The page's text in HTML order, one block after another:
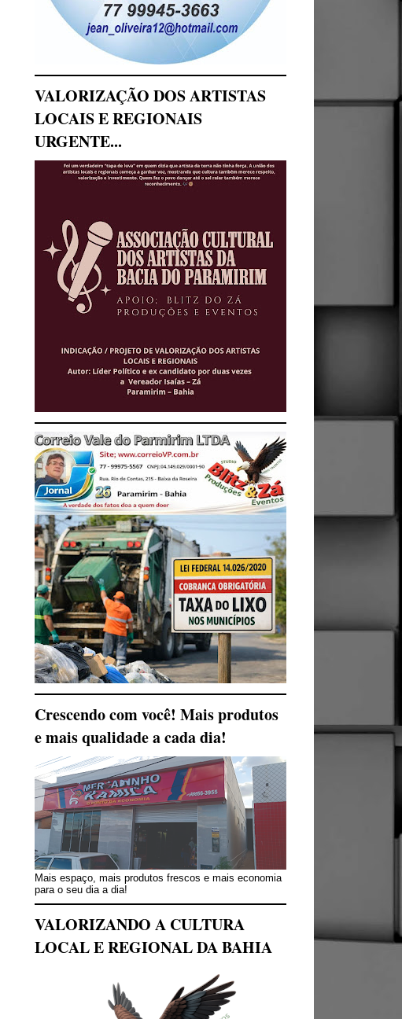
VALORIZAÇÃO DOS ARTISTAS
LOCAIS E REGIONAIS
URGENTE...
Crescendo com você! Mais produtos
e mais qualidade a cada dia!
Mais espaço, mais produtos frescos e mais economia
para o seu dia a dia!
VALORIZANDO A CULTURA
LOCAL E REGIONAL DA BAHIA